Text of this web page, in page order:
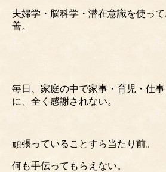
夫婦学・脳科学・潜在意識を使っ
善。
毎日、家庭の中で家事・育児・仕
に、全く感謝されない。
頑張っていることすら当たり前。
何も手伝ってもらえない。